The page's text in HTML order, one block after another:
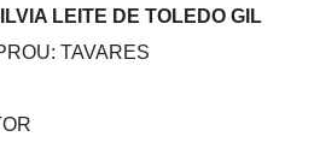
LEITE DE TOLEDO GIL
TAVARES